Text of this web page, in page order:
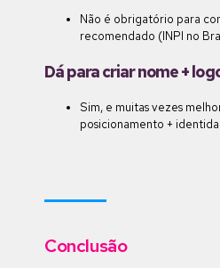
Não é obrigatório para
recomendado (INPI no
Dá para criar nome +
Sim, e muitas vezes
posicionamento +
Conclusão